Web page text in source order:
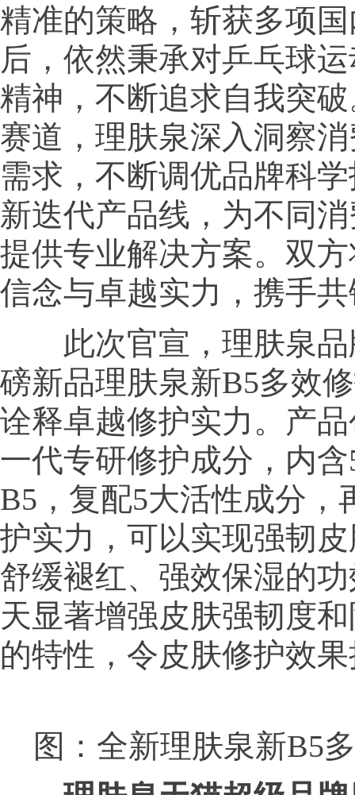
精准的策略，斩获多项
后，依然秉承对乒乓球
精神，不断追求自我突
赛道，理肤泉深入洞察
需求，不断调优品牌科
新迭代产品线，为不同
提供专业解决方案。双
信念与卓越实力，携手
此次官宣，理肤泉品
磅新品理肤泉新B5多效
诠释卓越修护实力。产
一代专研修护成分，内
B5，复配5大活性成分，
护实力，可以实现强韧
舒缓褪红、强效保湿的
天显著增强皮肤强韧度
的特性，令皮肤修护效
图：全新理肤泉新B5